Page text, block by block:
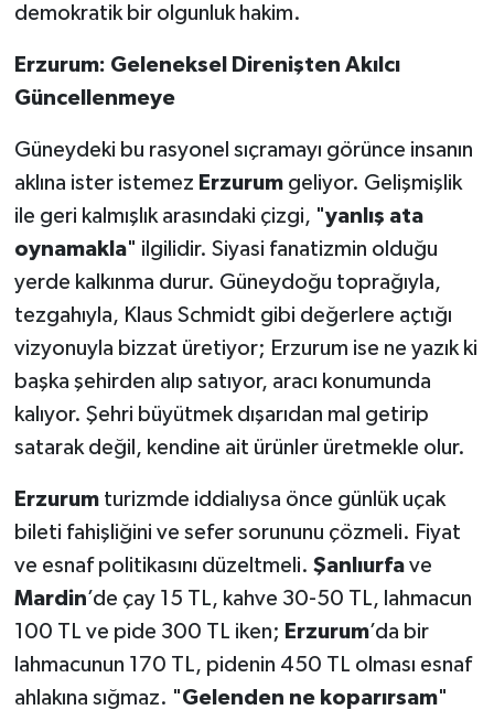
demokratik bir olgunluk hakim.
​Erzurum: Geleneksel Direnişten Akılcı
Güncellenmeye
​Güneydeki bu rasyonel sıçramayı görünce insanın
aklına ister istemez Erzurumgeliyor. Gelişmişlik
ile geri kalmışlık arasındaki çizgi, "yanlış ata
oynamakla" ilgilidir. Siyasi fanatizmin olduğu
yerde kalkınma durur. Güneydoğu toprağıyla,
tezgahıyla, Klaus Schmidt gibi değerlere açtığı
vizyonuyla bizzat üretiyor; Erzurum ise ne yazık ki
başka şehirden alıp satıyor, aracı konumunda
kalıyor. Şehri büyütmek dışarıdan mal getirip
satarak değil, kendine ait ürünler üretmekle olur.
​Erzurumturizmde iddialıysa önce günlük uçak
bileti fahişliğini ve sefer sorununu çözmeli. Fiyat
ve esnaf politikasını düzeltmeli. Şanlıurfave
Mardin’de çay 15 TL, kahve 30-50 TL, lahmacun
100 TL ve pide 300 TL iken; Erzurum’da bir
lahmacunun 170 TL, pidenin 450 TL olması esnaf
ahlakına sığmaz. "Gelenden ne koparırsam"